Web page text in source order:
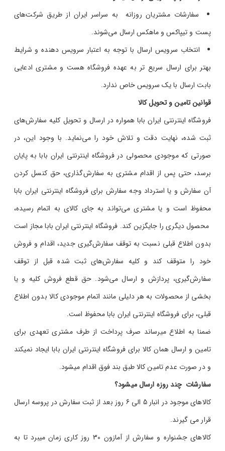
سفارشات مشتریان روزانه به سراسر ایران از طریق شرکت‌های
پست و تیپاکس و ماهکس ارسال می‌شوند.
انتخاب سرویس ارسال با توجه به اعتبار سرویس دهنده و شرایط
بهتر برای ارسال سریع تر به عهده فروشگاه هست و مشتری ادعایی
بابت ارسال با یک سرویس خاص ندارد.
قوانین تامین و تحویل کالا
فروشگاه اینترنتی ایران بابا همواره در ارسال و تحویل کلیه سفارش‌‏های
ثبت شده، نهایت دقت و تلاش خود را می‏‌نماید. با وجود این، در
صورتی که موجودی محصولی در فروشگاه اینترنتی ایران بابا به پایان
برسد، حتی پس از اقدام مشتری به سفارش‌‏گذاری، حق کنسل کردن
آن سفارش و یا استرداد وجه سفارش برای فروشگاه اینترنتی ایران بابا
محفوظ است و یا مشتری می‏‌تواند به جای کالای به اتمام رسیده،
محصول دیگری را جایگزین کند. فروشگاه اینترنتی ایران بابا مجاز است
بدون اطلاع قبلی نسبت به توقف سفارش‌‏گیری جدید، اقدام و فروش
خود را متوقف کند و کلیه سفارش‌‏های ثبت شده قبل از توقف
سفارش‌‏گیری، پردازش و ارسال می‌‏شود. حق قطع فروش کلیه و یا
بخشی از محصولات به هر دلیلی مانند اتمام موجودی کالا بدون اطلاع
قبلی، برای فروشگاه اینترنتی ایران بابا محفوظ است.
ضمنا به اطلاع میرساند صرف پرداخت از طرف مشتری تعهدی برای
تامین و ارسال همان کالا برای فروشگاه اینترنتی ایران بابا ایجاد نمیکند
و در صورت عدم تامین کالا طبق بند فوق اقدام میشود.
سفارشات چند روزه ارسال میشود؟
کالاهای موجود در انبار 5 الی 6 روز بعد از ثبت سفارش در پروسه ارسال
قرار می گیرند.
کالاهای جشنواره و سفارش از آمازون 30 روز کاری زمان میبرد تا به